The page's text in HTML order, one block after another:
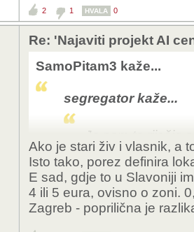
sloziti , dapace ,
neko ic u dubinske
Evo ja zivim u tom
nama ako moze. Svi
sve ubnistiti, pa sad
vise ne buni niti to
2 1 HVALA 0
Re: 'Najaviti projekt AI
SamoPitam3 kaže...
segregator kaže...
Ja sam to riješio
asketizma, ali
čini da za koju
kojima nikad
Nikada njima nece
Ako je stari živ i vlasnik, a
Isto tako, porez definira
E sad, gdje to u Slavoniji
4 ili 5 eura, ovisno o zoni.
Zagreb - poprilična je